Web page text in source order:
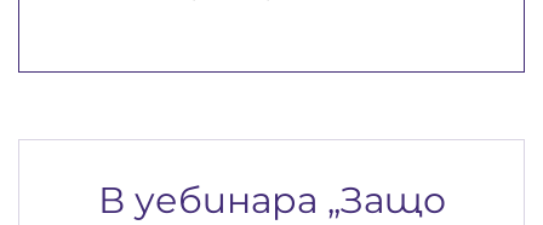
В уебинара „Защо